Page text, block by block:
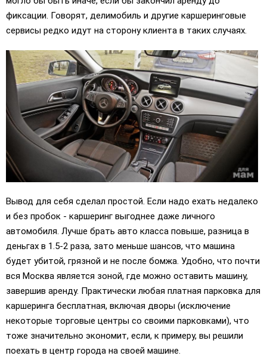
фиксации. Говорят, делимобиль и другие каршеринговые
сервисы редко идут на сторону клиента в таких случаях.
Вывод для себя сделал простой. Если надо ехать недалеко
и без пробок - каршеринг выгоднее даже личного
автомобиля. Лучше брать авто класса повыше, разница в
деньгах в 1.5-2 раза, зато меньше шансов, что машина
будет убитой, грязной и не после бомжа. Удобно, что почти
вся Москва является зоной, где можно оставить машину,
завершив аренду. Практически любая платная парковка для
каршеринга бесплатная, включая дворы (исключение
некоторые торговые центры со своими парковками), что
тоже значительно экономит, если, к примеру, вы решили
поехать в центр города на своей машине.